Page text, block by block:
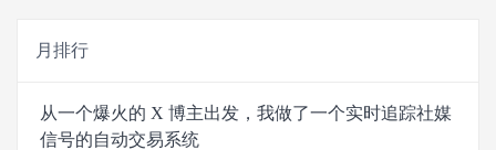
月排行
从一个爆火的 X 博主出发，我做了一个实时追踪社媒
信号的自动交易系统